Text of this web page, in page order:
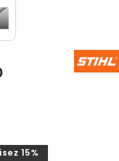
15%